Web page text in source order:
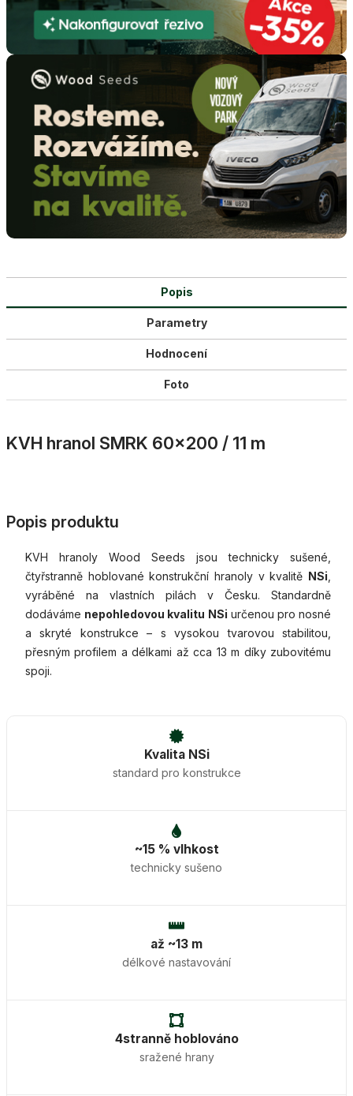
Popis
Parametry
Hodnocení
Foto
KVH hranol SMRK 60×200 / 11 m
Popis produktu
KVH hranoly Wood Seeds jsou technicky sušené,
čtyřstranně hoblované konstrukční hranoly v kvalitě NSi
vyráběné na vlastních pilách v Česku. Standardně
dodáváme nepohledovou kvalitu NSi určenou pro nosné
a skryté konstrukce – s vysokou tvarovou stabilitou,
přesným profilem a délkami až cca 13 m díky zubovitému
spoji.
Kvalita NSi
standard pro konstrukce
~15 % vlhkost
technicky sušeno
až ~13 m
délkové nastavování
4stranně hoblováno
sražené hrany